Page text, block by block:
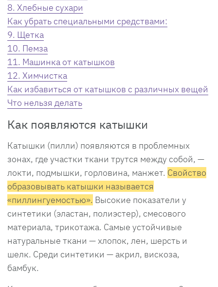
8. Хлебные сухари
Как убрать специальными средствами:
9. Щетка
10. Пемза
11. Машинка от катышков
12. Химчистка
Как избавиться от катышков с различных вещей
Что нельзя делать
Как появляются катышки
Катышки (пилли) появляются в проблемных
зонах, где участки ткани трутся между собой, —
локти, подмышки, горловина, манжет. Свойство
образовывать катышки называется
«пиллингуемостью». Высокие показатели у
синтетики (эластан, полиэстер), смесового
материала, трикотажа. Самые устойчивые
натуральные ткани — хлопок, лен, шерсть и
шелк. Среди синтетики — акрил, вискоза,
бамбук.